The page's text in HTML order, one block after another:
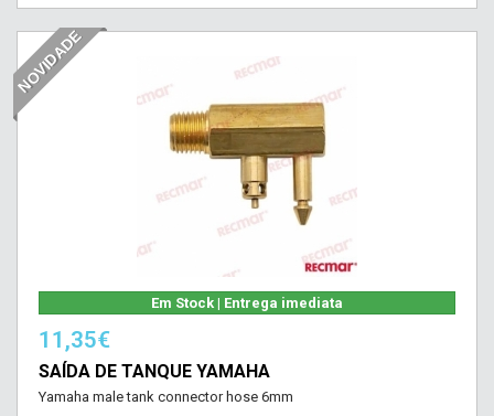
NOVIDADE
Em Stock | Entrega imediata
11,35€
SAÍDA DE TANQUE YAMAHA
Yamaha male tank connector hose 6mm